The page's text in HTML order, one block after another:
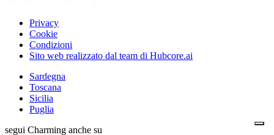
Privacy
Cookie
Condizioni
Sito web realizzato dal team di Hubcore.ai
Sardegna
Toscana
Sicilia
Puglia
segui Charming anche su